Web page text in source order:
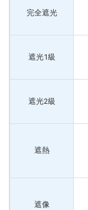
完全遮光
遮光1級
遮光2級
遮熱
遮像